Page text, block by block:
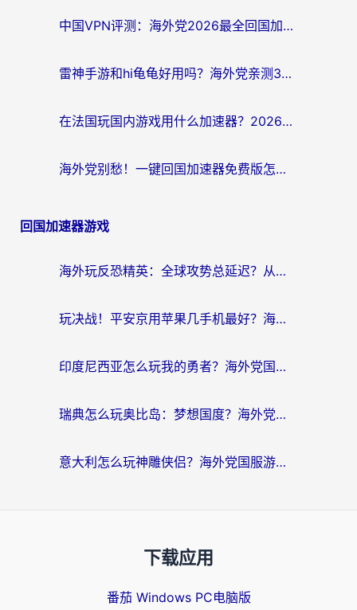
中国VPN评测：海外党2026最全回国加速器选择指南，告别地区限制不踩坑
雷神手游和hi龟龟好用吗？海外党亲测3款回国加速器，教你选对国外到国内加速器
在法国玩国内游戏用什么加速器？2026实测解决延迟卡顿的实用指南
海外党别愁！一键回国加速器免费版怎么选？从踩坑到流畅访问的全攻略
回国加速器游戏
海外玩反恐精英：全球攻势总延迟？从瑞典玩神武4到外国玩黎明觉醒，选对加速器才是关键！
玩决战！平安京用苹果几手机最好？海外党必看的设备+加速器双攻略
印度尼西亚怎么玩我的勇者？海外党国服游戏加速避坑指南（附实况五行师解决方案）
瑞典怎么玩奥比岛：梦想国度？海外党亲测有效的国服游戏加速全攻略
意大利怎么玩神雕侠侣？海外党国服游戏加速终极指南（附欧洲玩王者王国保卫战4不卡技巧）
下载应用
番茄 Windows PC电脑版